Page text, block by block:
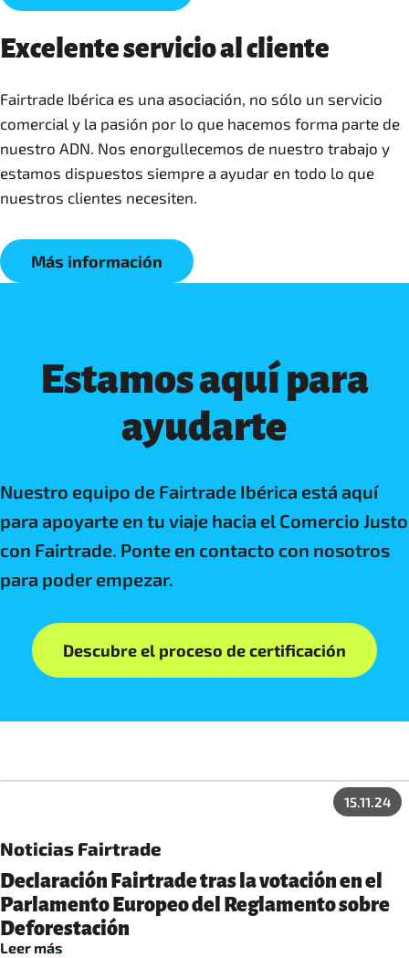
Excelente servicio al cliente
Fairtrade Ibérica es una asociación, no sólo un servicio
comercial y la pasión por lo que hacemos forma parte de
nuestro ADN. Nos enorgullecemos de nuestro trabajo y
estamos dispuestos siempre a ayudar en todo lo que
nuestros clientes necesiten.
Más información
Estamos aquí para
ayudarte
Nuestro equipo de Fairtrade Ibérica está aquí
para apoyarte en tu viaje hacia el Comercio Justo
con Fairtrade. Ponte en contacto con nosotros
para poder empezar.
Descubre el proceso de certificación
15.11.24
Noticias Fairtrade
Declaración Fairtrade tras la votación en el
Parlamento Europeo del Reglamento sobre
Deforestación
Leer más